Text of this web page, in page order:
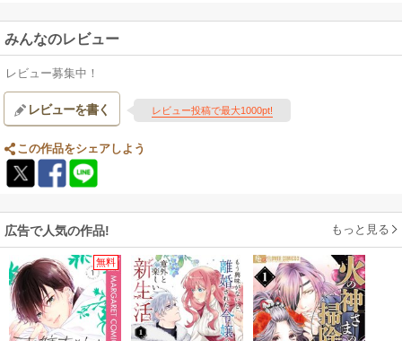
みんなのレビュー
レビュー募集中！
レビューを書く レビュー投稿で最大1000pt!
この作品をシェアしよう
広告で人気の作品! もっと見る
無料